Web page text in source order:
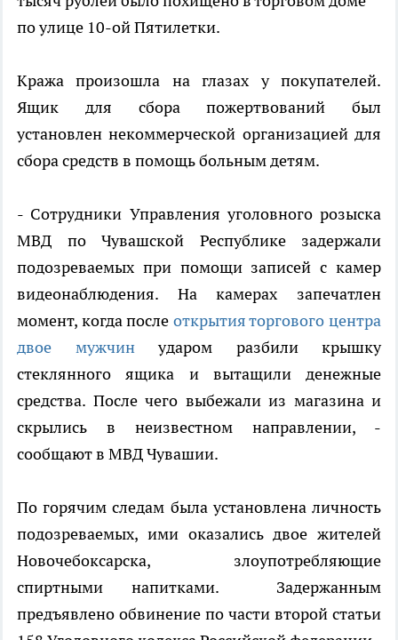
по улице 10-ой Пятилетки.
Кража произошла на глазах у покупателей.
Ящик для сбора пожертвований был
установлен некоммерческой организацией для
сбора средств в помощь больным детям.
- Сотрудники Управления уголовного розыска
МВД по Чувашской Республике задержали
подозреваемых при помощи записей с камер
видеонаблюдения. На камерах запечатлен
момент, когда после открытия торгового центра
двое мужчинударом разбили крышку
стеклянного ящика и вытащили денежные
средства. После чего выбежали из магазина и
скрылись в неизвестном направлении, -
сообщают в МВД Чувашии.
По горячим следам была установлена личность
подозреваемых, ими оказались двое жителей
Новочебоксарска, злоупотребляющие
спиртными напитками. Задержанным
предъявлено обвинение по части второй статьи